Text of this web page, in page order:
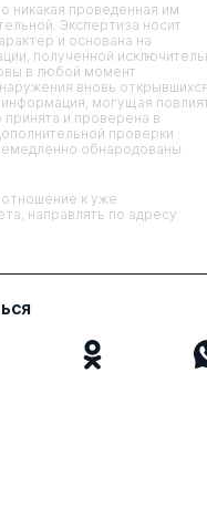
никакая проведенная им
Экспертиза носит
и основана на
полученной
в любой момент
вновь
могущая
и проверена в
проверки
обнародованы.
к уже
направлять по адресу